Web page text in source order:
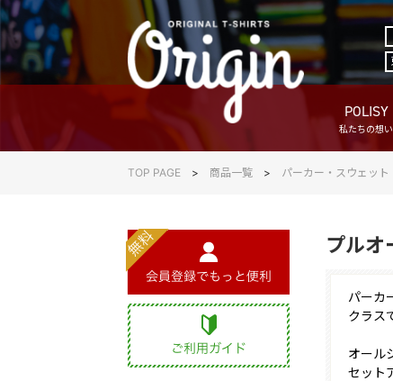
POLISY
私たちの想い
TOP PAGE 商品一覧 パーカー・スウェット
プルオ
パーカ
クラス
オール
セット